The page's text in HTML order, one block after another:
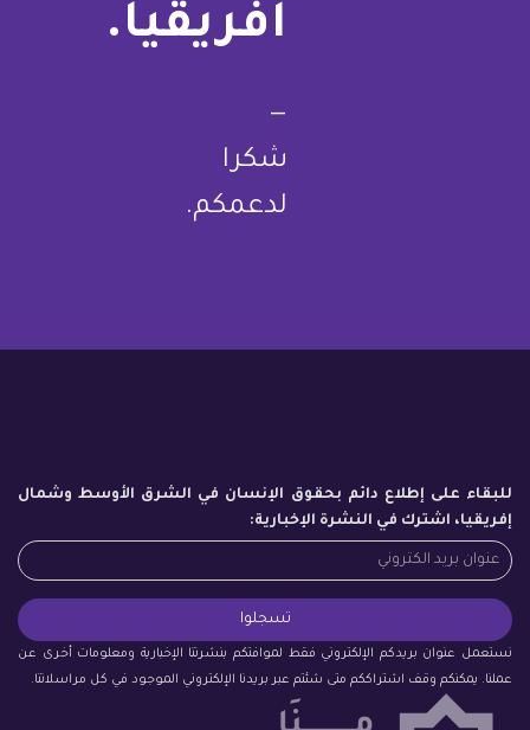
أفريقيا.
—
شكرا
لدعمكم.
للبقاء على إطلاع دائم بحقوق الإنسان في الشرق الأوسط وشمال
إفريقيا، اشترك في النشرة الإخبارية:
نستعمل عنوان بريدكم الإلكتروني فقط لموافتكم بنشرتنا الإخبارية ومعلومات أخرى عن
عملنا. يمكنكم وقف اشتراككم متى شئتم عبر بريدنا الإلكتروني الموجود في كل مراسلاتنا.